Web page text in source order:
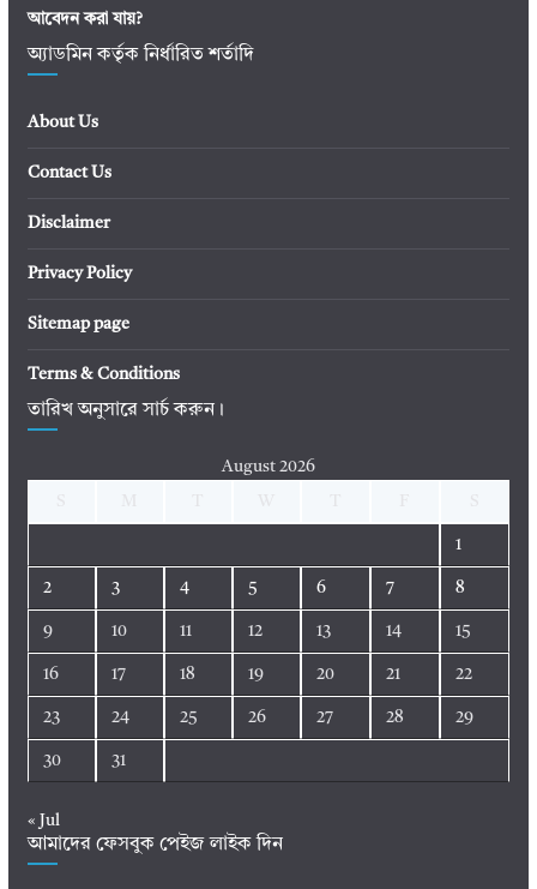
আবেদন করা যায়?
অ্যাডমিন কর্তৃক নির্ধারিত শর্তাদি
About Us
Contact Us
Disclaimer
Privacy Policy
Sitemap page
Terms & Conditions
তারিখ অনুসারে সার্চ করুন।
August 2026
1
2 3 4 5 6 7 8
9 10 11 12 13 14 15
16 17 18 19 20 21 22
23 24 25 26 27 28 29
30 31
« Jul
আমাদের ফেসবুক পেইজ লাইক দিন